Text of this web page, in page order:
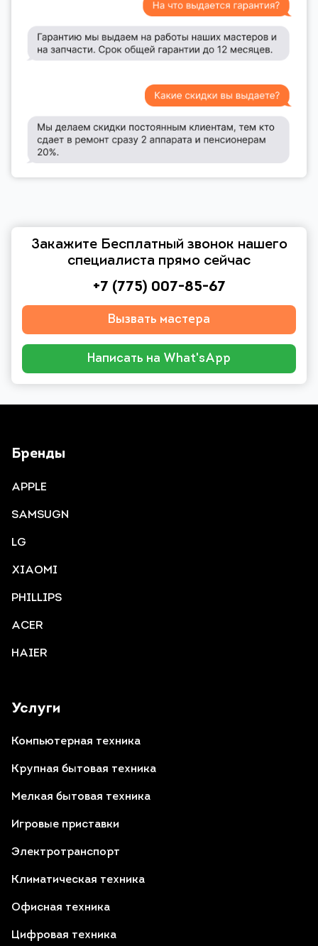
Закажите Бесплатный звонок нашего
специалиста прямо сейчас
+7 (775) 007-85-67
Вызвать мастера
Написать на What'sApp
Услуги
Компьютерная техника
Крупная бытовая техника
Мелкая бытовая техника
Игровые приставки
Электротранспорт
Климатическая техника
Офисная техника
Цифровая техника
Бренды
APPLE
SAMSUGN
LG
XIAOMI
PHILLIPS
ACER
HAIER